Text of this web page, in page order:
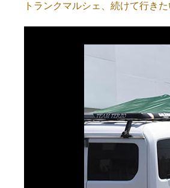
トランクマルシェ、続けて行きた